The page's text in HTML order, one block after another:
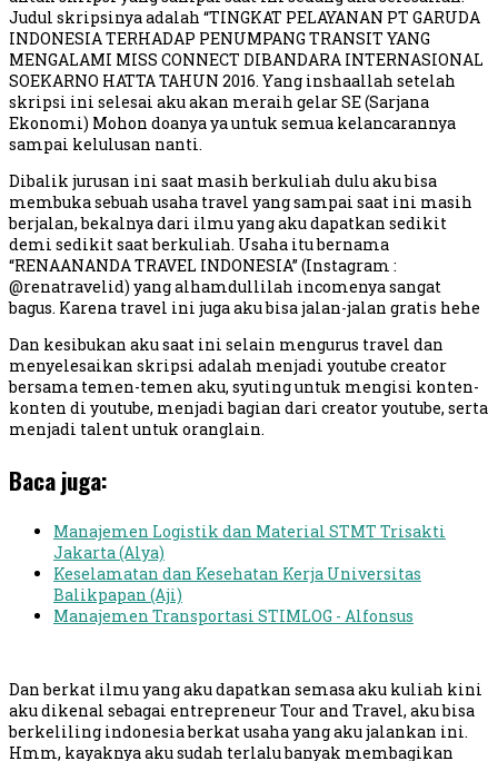
Judul skripsinya adalah “TINGKAT PELAYANAN PT GARUDA
INDONESIA TERHADAP PENUMPANG TRANSIT YANG
MENGALAMI MISS CONNECT DIBANDARA INTERNASIONAL
SOEKARNO HATTA TAHUN 2016. Yang inshaallah setelah
skripsi ini selesai aku akan meraih gelar SE (Sarjana
Ekonomi) Mohon doanya ya untuk semua kelancarannya
sampai kelulusan nanti.
Dibalik jurusan ini saat masih berkuliah dulu aku bisa
membuka sebuah usaha travel yang sampai saat ini masih
berjalan, bekalnya dari ilmu yang aku dapatkan sedikit
demi sedikit saat berkuliah. Usaha itu bernama
“RENAANANDA TRAVEL INDONESIA” (Instagram :
@renatravelid) yang alhamdullilah incomenya sangat
bagus. Karena travel ini juga aku bisa jalan-jalan gratis hehe
Dan kesibukan aku saat ini selain mengurus travel dan
menyelesaikan skripsi adalah menjadi youtube creator
bersama temen-temen aku, syuting untuk mengisi konten-
konten di youtube, menjadi bagian dari creator youtube, serta
menjadi talent untuk oranglain.
Baca juga:
Manajemen Logistik dan Material STMT Trisakti
Jakarta (Alya)
Keselamatan dan Kesehatan Kerja Universitas
Balikpapan (Aji)
Manajemen Transportasi STIMLOG - Alfonsus
Dan berkat ilmu yang aku dapatkan semasa aku kuliah kini
aku dikenal sebagai entrepreneur Tour and Travel, aku bisa
berkeliling indonesia berkat usaha yang aku jalankan ini.
Hmm, kayaknya aku sudah terlalu banyak membagikan